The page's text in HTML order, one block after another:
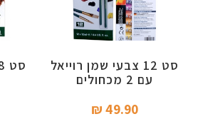
סט 12 צבעי שמן רוייאל
עם 2 מכחולים
49.90 ₪‎